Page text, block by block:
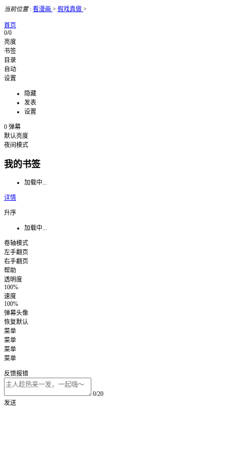
当前位置: 看漫画 > 假戏真做 >
首页
0/0
亮度
书签
目录
自动
设置
隐藏
发表
设置
0 弹幕
默认亮度
夜间模式
我的书签
加载中...
详情
升序
加载中...
卷轴模式
左手翻页
右手翻页
帮助
透明度
100%
速度
100%
弹幕头像
恢复默认
菜单
菜单
菜单
菜单
反馈报错
0/20
发送